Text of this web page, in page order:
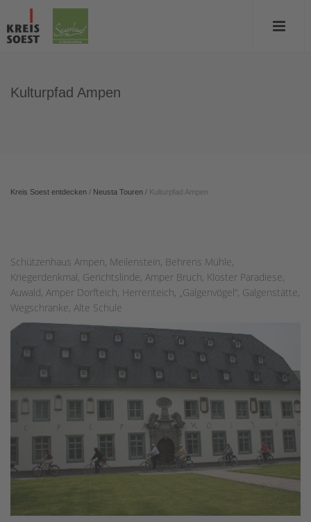
Kulturpfad Ampen
Kreis Soest entdecken / Neusta Touren / Kulturpfad Ampen
Schützenhaus Ampen, Meilenstein, Behrens Mühle,
Kriegerdenkmal, Gerichtslinde, Amper Bruch, Kloster Paradiese,
Auwald, Amper Dorfteich, Herrenteich, „Galgenvögel“, Galgenstätte,
Wegschranke, Alte Schule